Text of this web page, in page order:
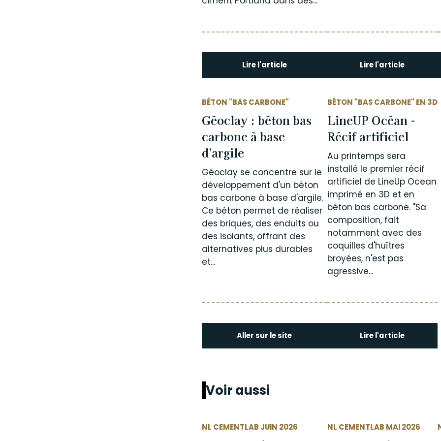
Lire l'article Lire l'article
BÉTON "BAS CARBONE"
Géoclay : béton bas
carbone à base
d'argile
Géoclay se concentre sur le
développement d'un béton
bas carbone à base d'argile.
Ce béton permet de réaliser
des briques, des enduits ou
des isolants, offrant des
alternatives plus durables
et...
BÉTON "BAS CARBONE" EN 3D
LineUP Océan -
Récif artificiel
Au printemps sera
installé le premier récif
artificiel de LineUp Ocean
imprimé en 3D et en
béton bas carbone. "Sa
composition, fait
notamment avec des
coquilles d'huîtres
broyées, n'est pas
agressive...
Aller sur le site Lire l'article
Voir aussi
NL CEMENTLAB JUIN 2026 NL CEMENTLAB MAI 2026